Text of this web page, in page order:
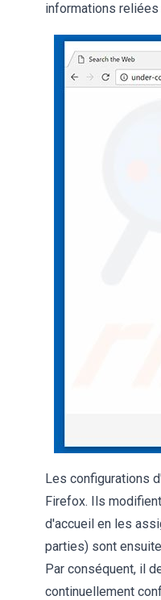
informations
Les configurations
Firefox. Ils
d'accueil en les
parties) sont
Par conséquent, il
continuellement